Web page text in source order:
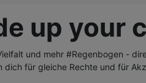
up your
und mehr #Regenbogen -
dich für gleiche Rechte und für